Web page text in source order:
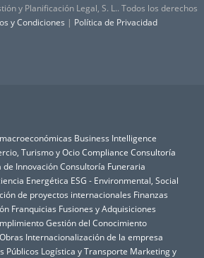
y Planificación Legal, S. L.. Todos los derechos
y Condiciones | Política de Privacidad
Business Intelligence
Turismo y OcioCompliance Consultoría
de InnovaciónConsultoría Funeraria
Energética ESG - Environmental, Social
de proyectos internacionales Finanzas
Franquicias Fusiones y Adquisiciones
Gestión del Conocimiento
Internacionalización de la empresa
Públicos Logística y Transporte Marketing y